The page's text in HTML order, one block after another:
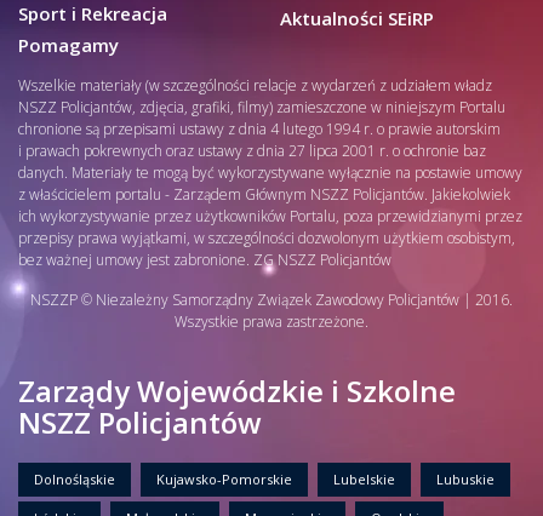
Sport i Rekreacja
Pomagamy
Aktualności SEiRP
Wszelkie materiały (w szczególności relacje z wydarzeń z udziałem władz
NSZZ Policjantów, zdjęcia, grafiki, filmy) zamieszczone w niniejszym Portalu
chronione są przepisami ustawy z dnia 4 lutego 1994 r. o prawie autorskim
i prawach pokrewnych oraz ustawy z dnia 27 lipca 2001 r. o ochronie baz
danych. Materiały te mogą być wykorzystywane wyłącznie na postawie umowy
z właścicielem portalu - Zarządem Głównym NSZZ Policjantów. Jakiekolwiek
ich wykorzystywanie przez użytkowników Portalu, poza przewidzianymi przez
przepisy prawa wyjątkami, w szczególności dozwolonym użytkiem osobistym,
bez ważnej umowy jest zabronione. ZG NSZZ Policjantów
NSZZP © Niezależny Samorządny Związek Zawodowy Policjantów | 2016.
Wszystkie prawa zastrzeżone.
Zarządy Wojewódzkie i Szkolne
NSZZ Policjantów
Dolnośląskie Kujawsko-Pomorskie Lubelskie Lubuskie